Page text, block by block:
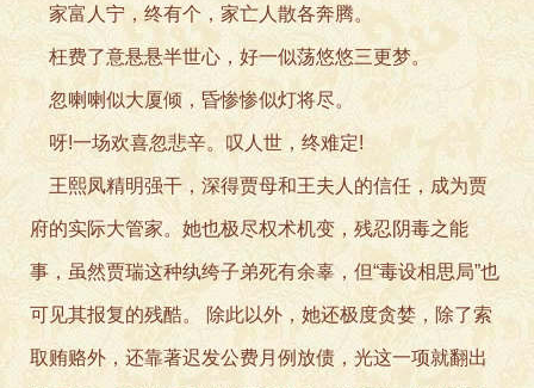
家富人宁，终有个，家亡人散各奔腾。
枉费了意悬悬半世心，好一似荡悠悠三更梦。
忽喇喇似大厦倾，昏惨惨似灯将尽。
呀!一场欢喜忽悲辛。叹 人世，终难定!
王熙凤精明强干，深得贾母和王夫人的信任，成为贾
府的实际大管家。她也极尽权术机变，残忍阴毒之能
事，虽然贾瑞这种纨绔子弟死有余辜，但“毒设相思局”也
可见其报复的残酷。 除此以外，她还极度贪婪，除了索
取贿赂外，还靠著迟发公费月例放债，光这一项就翻出